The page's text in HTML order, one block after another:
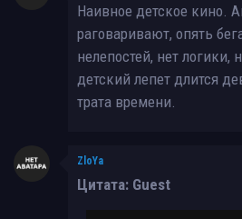
Наивное детское кино.
раговаривают, опять
нелепостей, нет логики,
детский лепет длится
трата времени.
ZloYa
Цитата: Guest